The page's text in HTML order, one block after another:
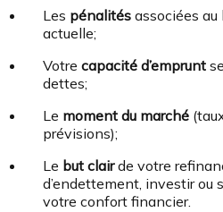
Les pénalités associées
actuelle;
Votre capacité d’emprunt
dettes;
Le moment du marché
prévisions);
Le but clairde votre
d’endettement, investir ou
votre confort financier.